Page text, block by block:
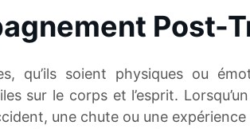
Post-
qu’ils soient physiques ou
sur le corps et l’esprit.
une chute ou une